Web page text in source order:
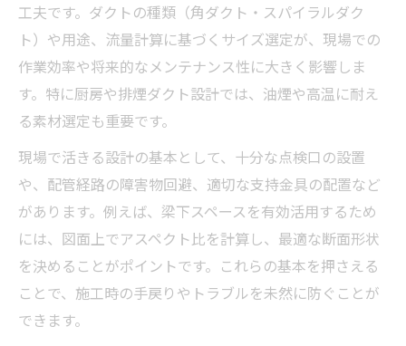
スパイラルダクト工事設計の基礎知識とコ
ツ
実践で使えるスパイラルダクト設計ノウハ
ウ
ダクト工事設計で活きるスパイラルダクト
の利点
スパイラルダクト設計のポイントと注意点
効率的なスパイラルダクト工事設計の実践
法
現場で迷わないダクトルート計画のコツ
工夫です。ダクトの種類（角ダクト・スパイラルダク
ト）や用途、流量計算に基づくサイズ選定が、現場での
作業効率や将来的なメンテナンス性に大きく影響しま
す。特に厨房や排煙ダクト設計では、油煙や高温に耐え
る素材選定も重要です。
現場で活きる設計の基本として、十分な点検口の設置
や、配管経路の障害物回避、適切な支持金具の配置など
があります。例えば、梁下スペースを有効活用するため
には、図面上でアスペクト比を計算し、最適な断面形状
を決めることがポイントです。これらの基本を押さえる
ことで、施工時の手戻りやトラブルを未然に防ぐことが
できます。